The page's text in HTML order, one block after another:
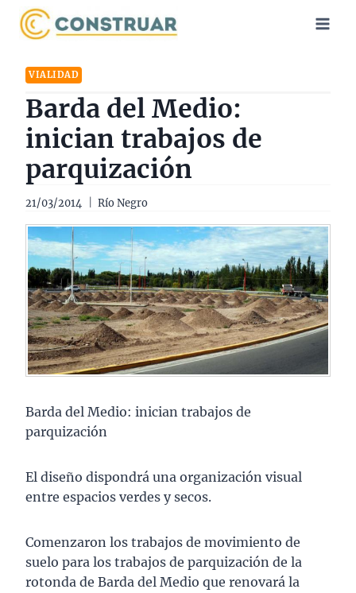
Saltar
VIALIDAD
Barda del Medio:
inician trabajos de
parquización
21/03/2014 Río Negro
Barda del Medio: inician trabajos de
parquización
El diseño dispondrá una organización visual
entre espacios verdes y secos.
Comenzaron los trabajos de movimiento de
suelo para los trabajos de parquización de la
rotonda de Barda del Medio que renovará la